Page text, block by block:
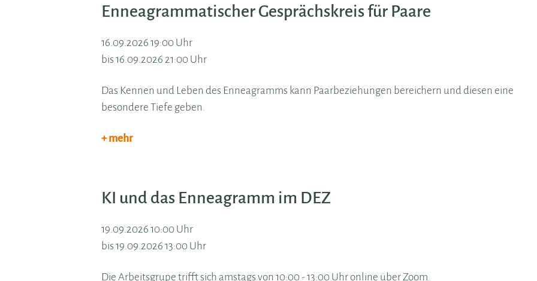
Enneagrammatischer Gesprächskreis für Paare
16.09.2026 19:00 Uhr
bis 16.09.2026 21:00 Uhr
Das Kennen und Leben des Enneagramms kann Paarbeziehungen bereichern und diesen eine
besondere Tiefe geben.
+ mehr
KI und das Enneagramm im DEZ
19.09.2026 10:00 Uhr
bis 19.09.2026 13:00 Uhr
Die Arbeitsgrupe trifft sich amstags von 10:00 - 13:00 Uhr online über Zoom.